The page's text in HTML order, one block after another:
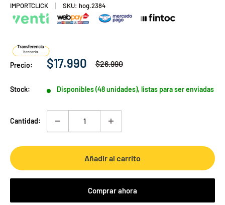
IMPORTCLICK SKU: hog.2384
Precio:
Precio
venta
$17.990
Precio
$26.990
Stock: Disponibles (48 unidades), listas para ser enviadas
Cantidad:
Añadir al carrito
Comprar ahora